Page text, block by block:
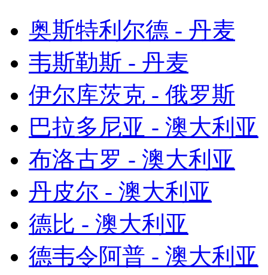
奥斯特利尔德 - 丹麦
韦斯勒斯 - 丹麦
伊尔库茨克 - 俄罗斯
巴拉多尼亚 - 澳大利亚
布洛古罗 - 澳大利亚
丹皮尔 - 澳大利亚
德比 - 澳大利亚
德韦令阿普 - 澳大利亚